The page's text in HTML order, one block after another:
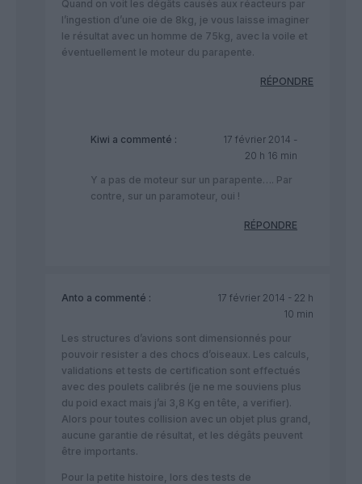
Quand on voit les dégâts causés aux réacteurs par
l’ingestion d’une oie de 8kg, je vous laisse imaginer
le résultat avec un homme de 75kg, avec la voile et
éventuellement le moteur du parapente.
RÉPONDRE
Kiwi a commenté :
17 février 2014 -
20 h 16 min
Y a pas de moteur sur un parapente…. Par
contre, sur un paramoteur, oui !
RÉPONDRE
Anto a commenté :
17 février 2014 - 22 h
10 min
Les structures d’avions sont dimensionnés pour
pouvoir resister a des chocs d’oiseaux. Les calculs,
validations et tests de certification sont effectués
avec des poulets calibrés (je ne me souviens plus
du poid exact mais j’ai 3,8 Kg en tête, a verifier).
Alors pour toutes collision avec un objet plus grand,
aucune garantie de résultat, et les dégâts peuvent
être importants.
Pour la petite histoire, lors des tests de